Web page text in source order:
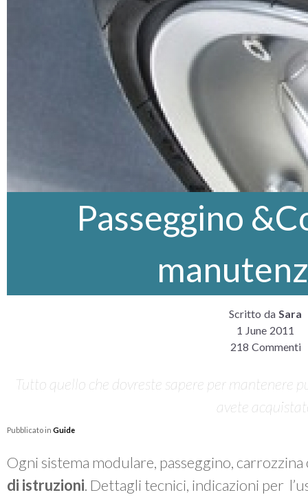
Passeggino
Scritto da Sara
1 June 2011
218 Commenti
Tutto quello che dovreste sapere per mantenere
avete
Pubblicato in Guide
Ogni sistema modulare, passeggino,
di istruzioni. Dettagli tecnici, indicazioni per